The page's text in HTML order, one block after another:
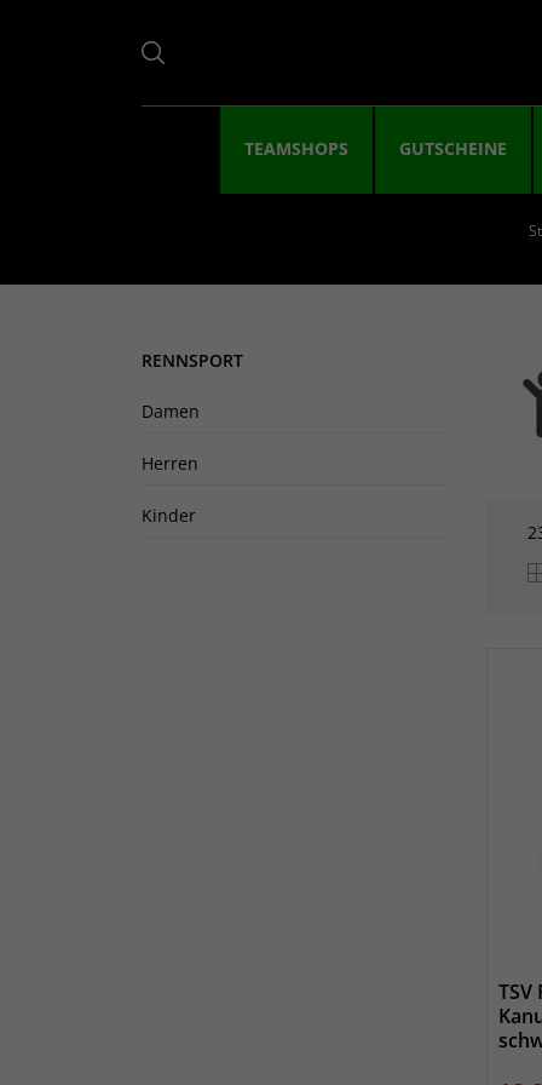
TEAMSHOPS GUTSCHEINE
RENNSPORT
Damen
Herren
Kinder